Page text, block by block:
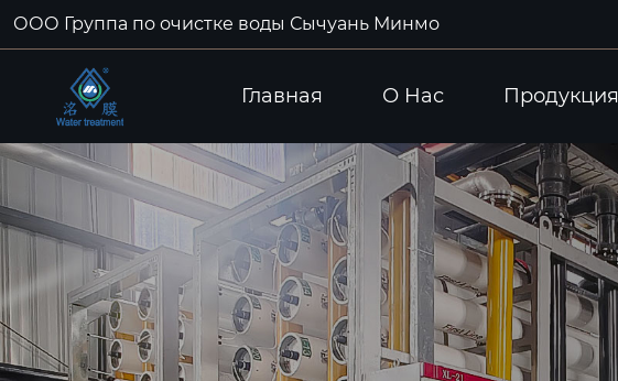
ООО Группа по очистке воды Сычуань Минмо
Главная О Hас Продукция